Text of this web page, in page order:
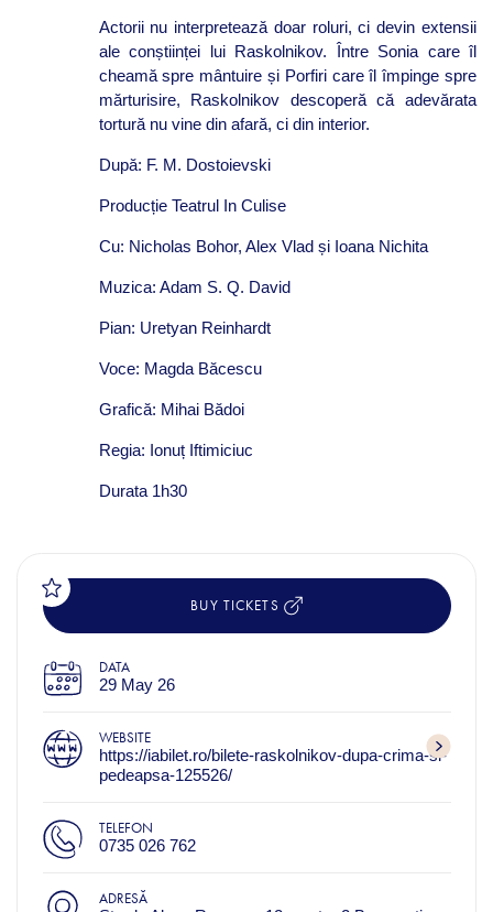
Actorii nu interpretează doar roluri, ci devin extensii
ale conștiinței lui Raskolnikov. Între Sonia care îl
cheamă spre mântuire și Porfiri care îl împinge spre
mărturisire, Raskolnikov descoperă că adevărata
tortură nu vine din afară, ci din interior.
După: F. M. Dostoievski
Producție Teatrul In Culise
Cu: Nicholas Bohor, Alex Vlad și Ioana Nichita
Muzica: Adam S. Q. David
Pian: Uretyan Reinhardt
Voce: Magda Băcescu
Grafică: Mihai Bădoi
Regia: Ionuț Iftimiciuc
Durata 1h30
BUY TICKETS
DATA
29 May 26
WEBSITE
https://iabilet.ro/bilete-raskolnikov-dupa-crima-si-
pedeapsa-125526/
TELEFON
0735 026 762
ADRESĂ